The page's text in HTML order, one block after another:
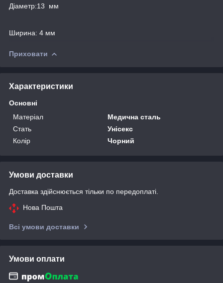
Діаметр:13 мм
Ширина: 4 мм
Приховати
Характеристики
Основні
Матеріал
Медична сталь
Стать
Унісекс
Колір
Чорний
Умови доставки
Доставка здійснюється тільки по передоплаті.
Нова Пошта
Всі умови доставки
Умови оплати